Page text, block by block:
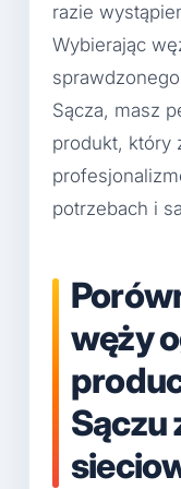
razie
Wybierając
Sącza, masz
produkt, który
potrzebach i
węży
Sączu